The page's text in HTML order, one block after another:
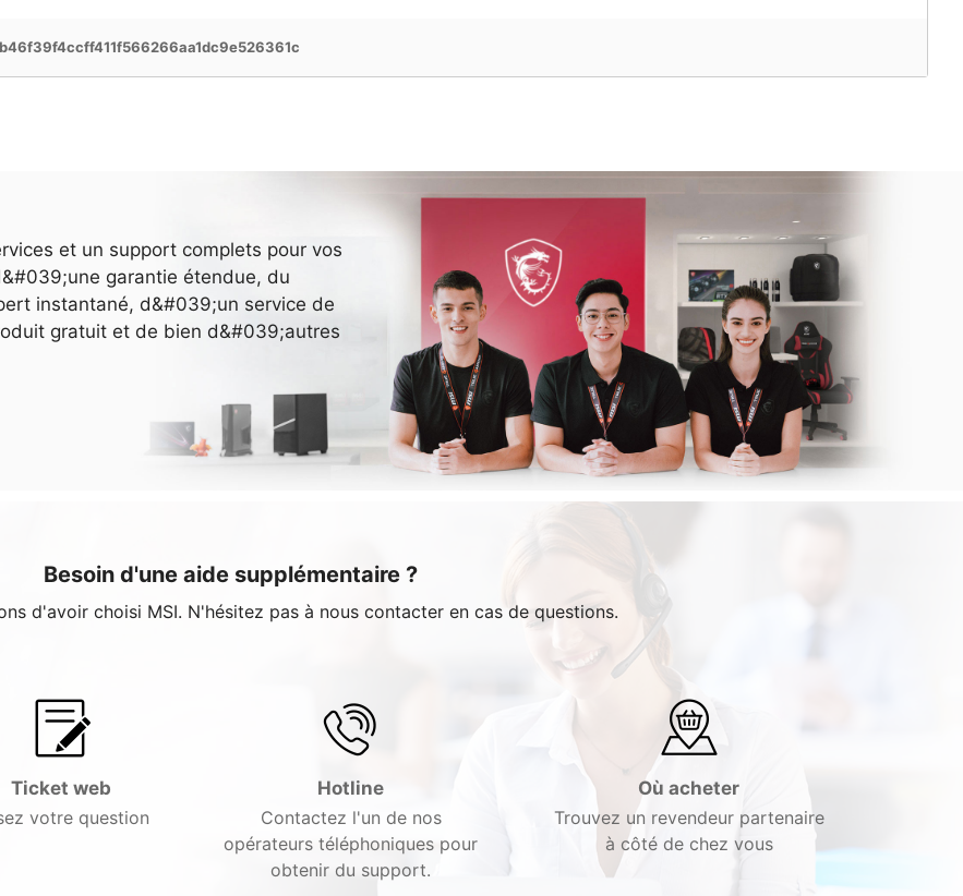
et un support complets pour vos
garantie étendue, du
instantané, d&#039;un service de
gratuit et de bien d&#039;autres
Besoin d'une aide supplémentaire ?
d'avoir choisi MSI. N'hésitez pas à nous contacter en cas de questions.
Ticket web
votre question
Hotline
Contactez l'un de nos
opérateurs téléphoniques pour
obtenir du support.
Où acheter
Trouvez un revendeur partenaire
à côté de chez vous